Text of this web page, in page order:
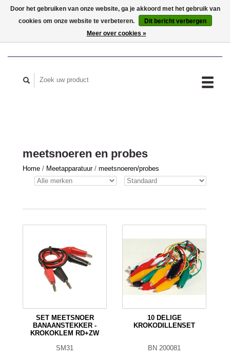
MIJN ACCOUNT
meetsnoeren en probes
Home / Meetapparatuur/ meetsnoeren/probes
SET MEETSNOER
BANAANSTEKKER -
KROKOKLEM RD+ZW
SM31
10 DELIGE
KROKODILLENSET
BN 200081
Door het gebruiken van onze website, ga je akkoord met het gebruik van
cookies om onze website te verbeteren.
Dit bericht verbergen
Meer over cookies »